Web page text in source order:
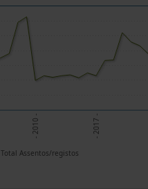
- 2010 - - 2017 -
Total Assentos/registos